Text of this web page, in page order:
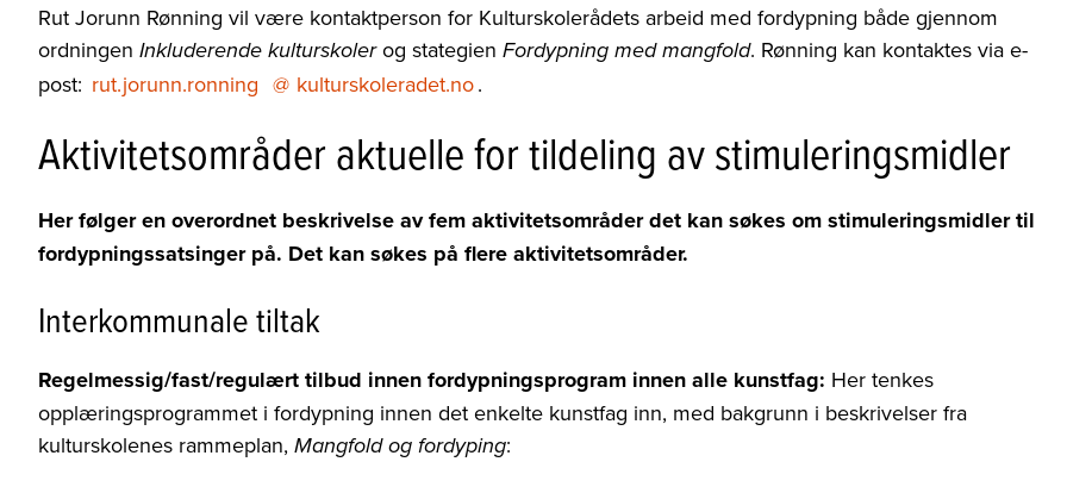
Rut Jorunn Rønning vil være kontaktperson for Kulturskolerådets arbeid med fordypning både gjennom
ordningen Inkluderende kulturskolerog stategien Fordypning med mangfold. Rønning kan kontaktes via e-
post: rut.jorunn.ronning @ kulturskoleradet.no.
Aktivitetsområder aktuelle for tildeling av stimuleringsmidler
Her følger en overordnet beskrivelse av fem aktivitetsområder det kan søkes om stimuleringsmidler til
fordypningssatsinger på. Det kan søkes på flere aktivitetsområder.
Interkommunale tiltak
Regelmessig/fast/regulært tilbud innen fordypningsprogram innen alle kunstfag: Her tenkes
opplæringsprogrammet i fordypning innen det enkelte kunstfag inn, med bakgrunn i beskrivelser fra
kulturskolenes rammeplan, Mangfold og fordyping: